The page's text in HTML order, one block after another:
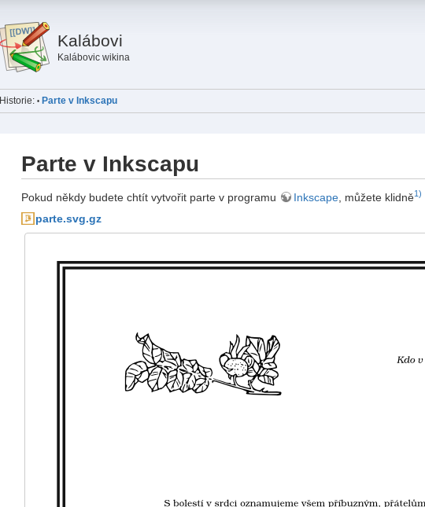
Kalábovi
Kalábovic wikina
Historie: • Parte v Inkscapu
Parte v Inkscapu
Pokud někdy budete chtít vytvořit parte v programu Inkscape, můžete klidně1)
parte.svg.gz